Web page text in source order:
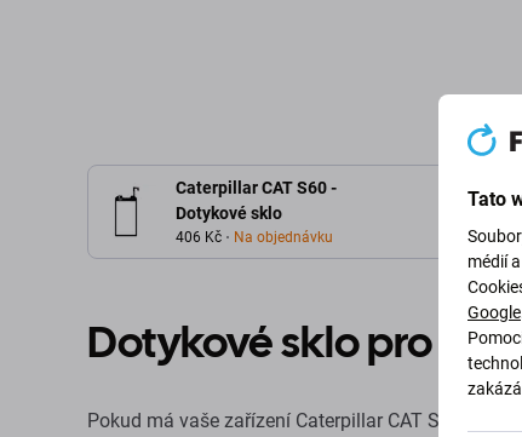
Caterpillar CAT S60 -
Dotykové sklo
406 Kč Na objednávku
Dotykové sklo pro
Pokud má vaše zařízení Caterpillar CAT S60
Tato
médií
Google